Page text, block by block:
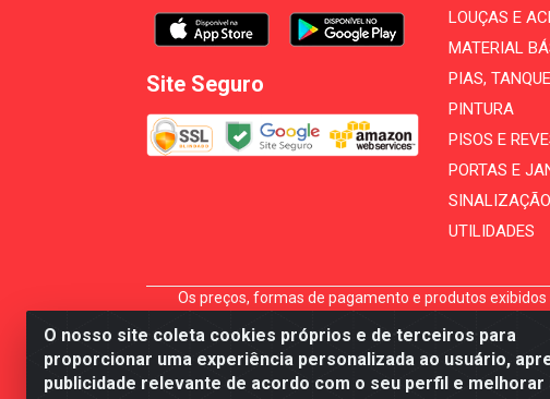
O nosso site coleta cookies próprios e de terceiros para
proporcionar uma experiência personalizada ao usuário,
publicidade relevante de acordo com o seu perfil e melhorar
Site Seguro
LOUÇAS E
MATERIAL
PIAS,
PINTURA
PISOS E
PORTAS E
SINALIZAÇÃO
UTILIDADES
Os preços, formas de pagamento e produtos
carrinho não garante seu preço, reserva ou
As
Mécari Distribuidora - Av. Gury